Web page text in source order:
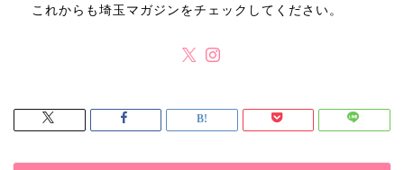
これからも埼玉マガジンをチェックしてください。